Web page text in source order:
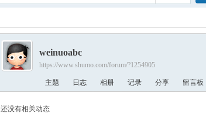
weinuoabc
https://www.shumo.com/forum/?1254905
主题 日志 相册 记录 分享 留言板
还没有相关动态